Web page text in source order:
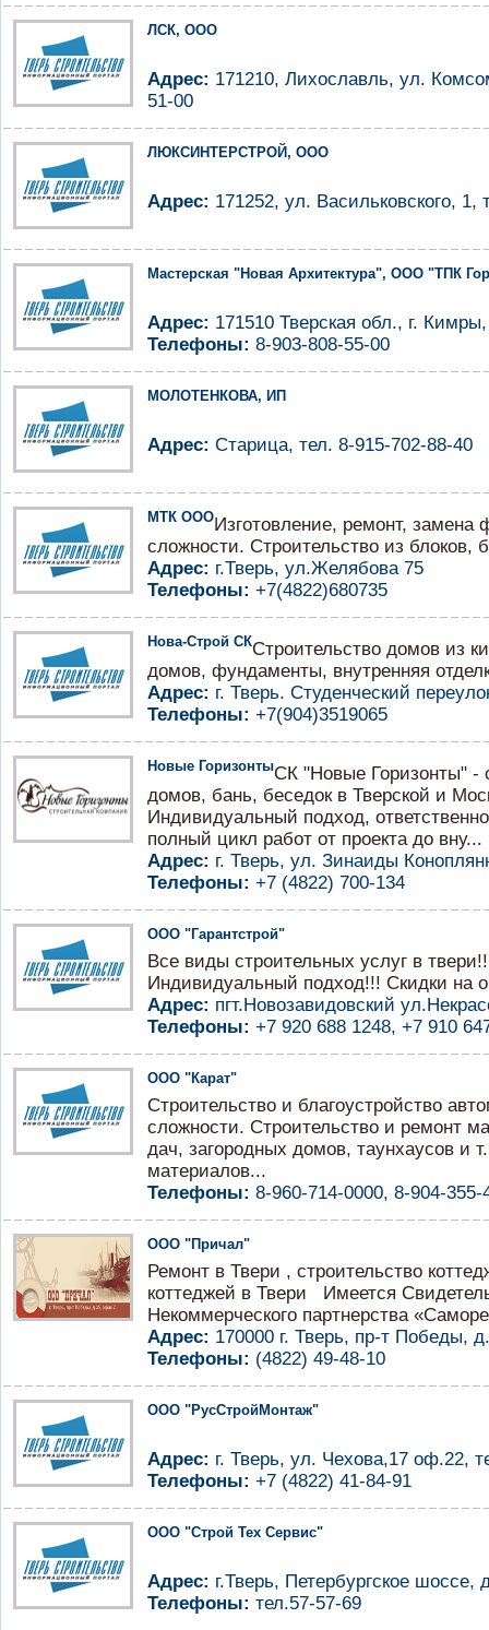
ЛСК, ООО
Адрес: 171210, Лихославль, ул.
51-00
ЛЮКСИНТЕРСТРОЙ, ООО
Адрес: 171252, ул. Васильковского, 1,
Мастерская "Новая Архитектура", ООО "ТПК
Адрес: 171510 Тверская обл., г.
Телефоны: 8-903-808-55-00
МОЛОТЕНКОВА, ИП
Адрес: Старица, тел. 8-915-702-88-40
МТК ОООИзготовление, ремонт,
сложности. Строительство из блоков,
Адрес: г.Тверь, ул.Желябова 75
Телефоны: +7(4822)680735
Нова-Строй СКСтроительство домов из
домов, фундаменты, внутренняя
Адрес: г. Тверь. Студенческий
Телефоны: +7(904)3519065
Новые ГоризонтыСК "Новые Горизонты" -
домов, бань, беседок в Тверской и
Индивидуальный подход,
полный цикл работ от проекта до вну...
Адрес: г. Тверь, ул. Зинаиды
Телефоны: +7 (4822) 700-134
ООО "Гарантстрой"
Все виды строительных услуг в
Индивидуальный подход!!! Скидки на
Адрес: пгт.Новозавидовский
Телефоны: +7 920 688 1248, +7 910
ООО "Карат"
Строительство и благоустройство
сложности. Строительство и ремонт
дач, загородных домов, таунхаусов и
материалов...
Телефоны: 8-960-714-0000, 8-904-355-
ООО "Причал"
Ремонт в Твери , строительство
коттеджей в Твери Имеется
Некоммерческого партнерства
Адрес: 170000 г. Тверь, пр-т Победы,
Телефоны: (4822) 49-48-10
ООО "РусСтройМонтаж"
Адрес: г. Тверь, ул. Чехова,17 оф.22,
Телефоны: +7 (4822) 41-84-91
ООО "Строй Тех Сервис"
Адрес: г.Тверь, Петербургское шоссе,
Телефоны: тел.57-57-69